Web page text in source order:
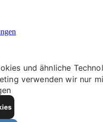
und ähnliche
verwenden wir nur